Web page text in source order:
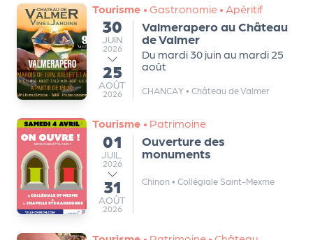
Tourisme • Gastronomie • Apéritif
du
30
JUINJUIN
2026
au
25
AOÛT
AOÛT
2026
Valmerapero au Château
de Valmer
Du mardi 30 juin au mardi 25
août
CHANCAY • Château de Valmer
Tourisme • Patrimoine
du
01
JUILLET
JUIL.
2026
au
31
AOÛT
AOÛT
2026
Ouverture des
monuments
Chinon • Collégiale Saint-Mexme
a
n
i
s
a
t
e
u
r